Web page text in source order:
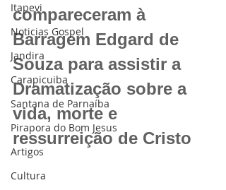
Itapevi
Noticias Gospel
Jandira
Carapicuiba
Santana de Parnaíba
Pirapora do Bom Jesus
Artigos
Cultura
compareceram à
Barragem Edgard de
Souza para assistir a
Dramatização sobre a
vida, morte e
ressurreição de Cristo